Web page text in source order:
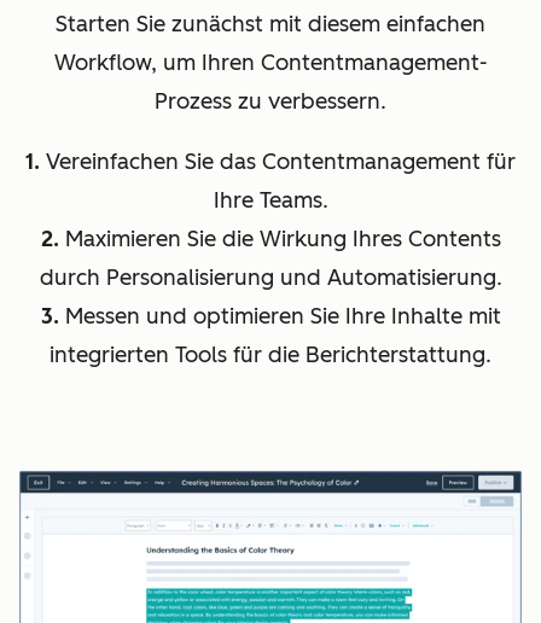
Starten Sie zunächst mit diesem einfachen
Workflow, um Ihren Contentmanagement-
Prozess zu verbessern.
1. Vereinfachen Sie das Contentmanagement für
Ihre Teams.
2. Maximieren Sie die Wirkung Ihres Contents
durch Personalisierung und Automatisierung.
3. Messen und optimieren Sie Ihre Inhalte mit
integrierten Tools für die Berichterstattung.